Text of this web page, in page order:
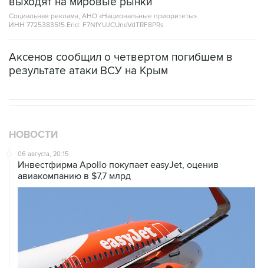
Социальная реклама, АНО «Национальные приоритеты».
ИНН 7725383515 Erid: F7NfYUJCUneVdTRF8PRs
Аксенов сообщил о четвертом погибшем в
результате атаки ВСУ на Крым
НОВОСТИ
06 августа, 20:15
Инвестфирма Apollo покупает easyJet, оценив
авиакомпанию в $7,7 млрд